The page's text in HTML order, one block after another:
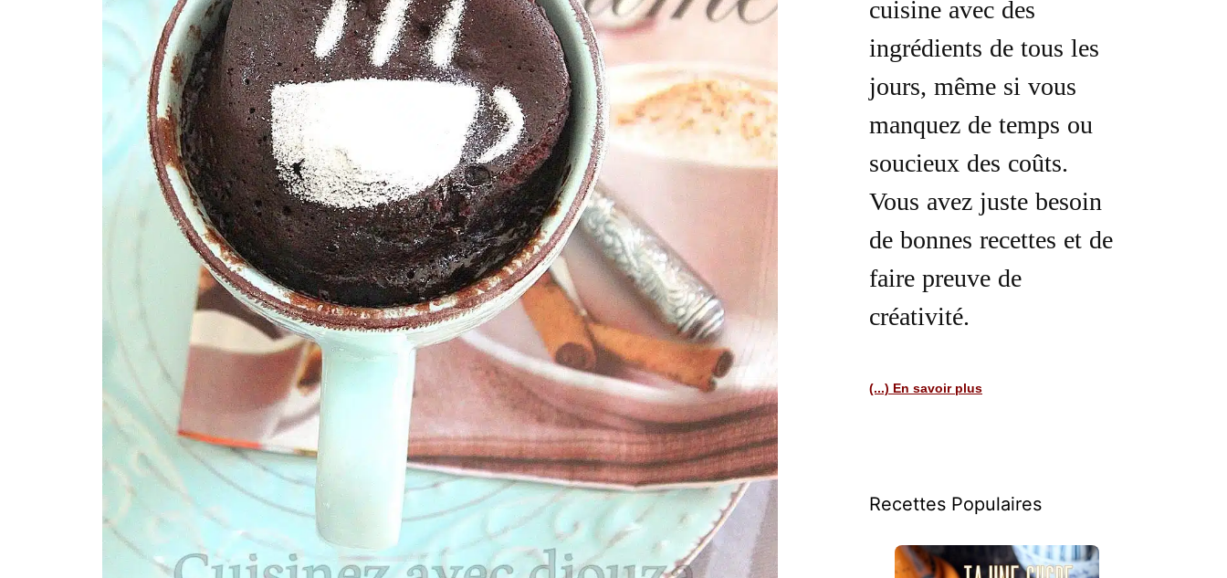
cuisine avec des
ingrédients de tous les
jours, même si vous
manquez de temps ou
soucieux des coûts.
Vous avez juste besoin
de bonnes recettes et de
faire preuve de
créativité.
(...) En savoir plus
Recettes Populaires